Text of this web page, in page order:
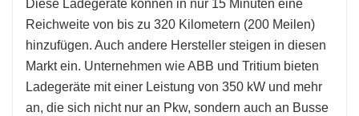
Diese Ladegeräte können in nur 15 Minuten eine
Reichweite von bis zu 320 Kilometern (200 Meilen)
hinzufügen. Auch andere Hersteller steigen in diesen
Markt ein. Unternehmen wie ABB und Tritium bieten
Ladegeräte mit einer Leistung von 350 kW und mehr
an, die sich nicht nur an Pkw, sondern auch an Busse